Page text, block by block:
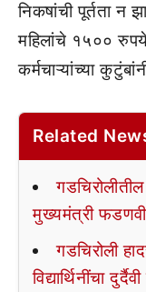
निकषांची पूर्तता न
महिलांचे १५००
कर्मचाऱ्यांच्या
Related
गडचिरोलीतील
मुख्यमंत्री
गडचिरोली
विद्यार्थिनींचा